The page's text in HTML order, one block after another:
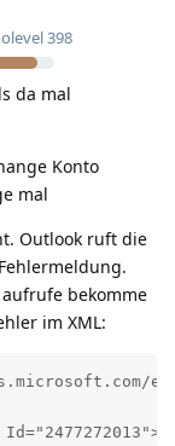
398
da mal
Konto
mal
Outlook ruft die
bekomme
im XML: